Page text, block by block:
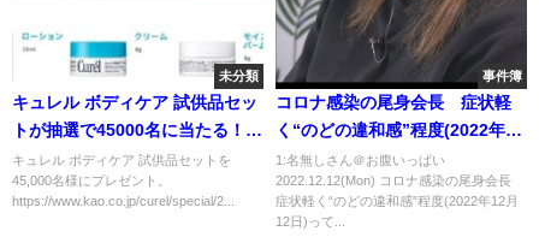
未分類
キュレル ボディケア 試供品セッ
トが抽選で45000名に当たる！
12/5まで
キュレル ボディケア 試供品セットを
45,000名様にプレゼント。
https://www.kao.co.jp/curel/special/2...
事件簿
コロナ感染の尾身会長 症状軽
く“のどの違和感”程度(2022年12
月12日)
1:名無しさん＠お腹いっぱい
2022.12.12(Mon) コロナ感染の尾身会長
症状軽く“のどの違和感”程度(2022年12月
12日)って...